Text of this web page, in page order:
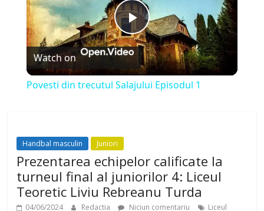
P
l
V
Watch on
Povesti din trecutul Salajului Episodul 1
Handbal masculin Juniori
Prezentarea echipelor calificate la
turneul final al juniorilor 4: Liceul
Teoretic Liviu Rebreanu Turda
04/06/2024 Redactia Niciun comentariu
Liceul